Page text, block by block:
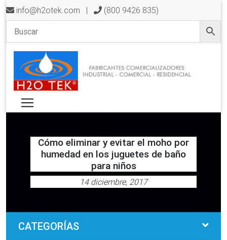
info@h2otek.com | (800 9426 835)
Cómo eliminar y evitar el moho por
humedad en los juguetes de baño
para niños
14 diciembre, 2017
CATEGORÍAS